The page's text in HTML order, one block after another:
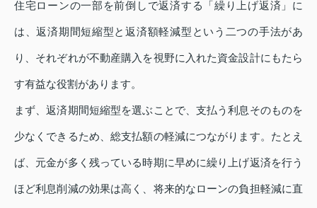
住宅ローンの一部を前倒しで返済する「繰り上げ返済」に
は、返済期間短縮型と返済額軽減型という二つの手法があ
り、それぞれが不動産購入を視野に入れた資金設計にもたら
す有益な役割があります。
まず、返済期間短縮型を選ぶことで、支払う利息そのものを
少なくできるため、総支払額の軽減につながります。たとえ
ば、元金が多く残っている時期に早めに繰り上げ返済を行う
ほど利息削減の効果は高く、将来的なローンの負担軽減に直